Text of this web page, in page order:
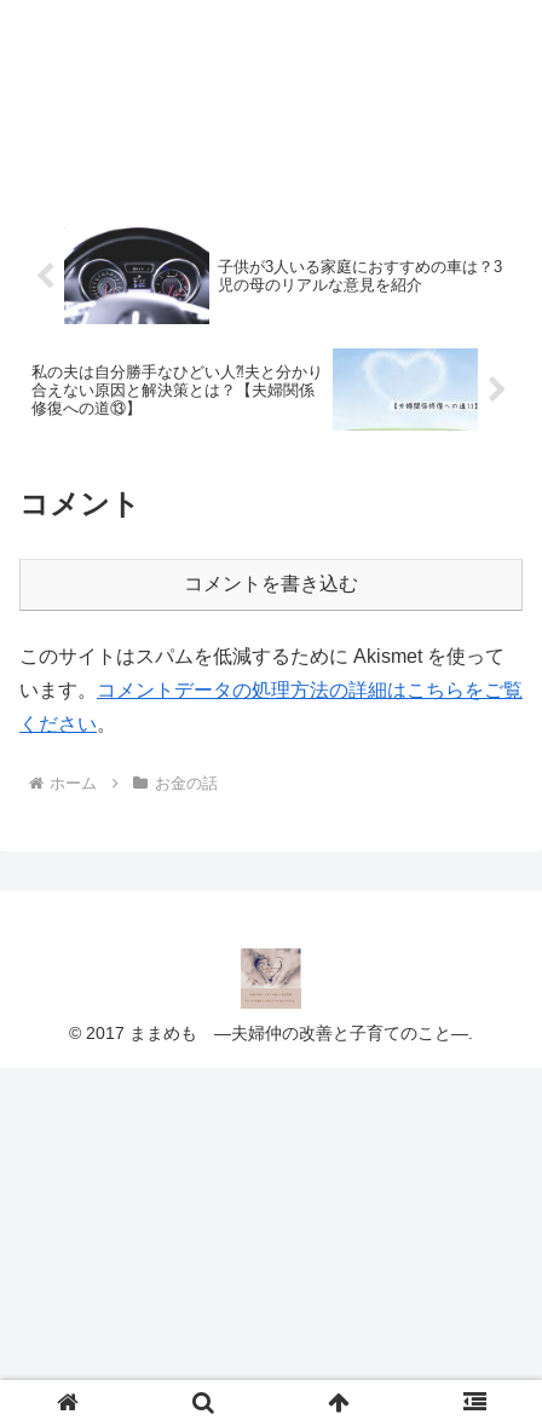
子供が3人いる家庭におすすめの車は？3
児の母のリアルな意見を紹介
私の夫は自分勝手なひどい人⁈夫と分かり
合えない原因と解決策とは？【夫婦関係
修復への道⑬】
コメント
コメントを書き込む
このサイトはスパムを低減するために Akismet を使って
います。
コメントデータの処理方法の詳細はこちらをご覧
ください。
ホーム お金の話
© 2017 ままめも ―夫婦仲の改善と子育てのこと―.